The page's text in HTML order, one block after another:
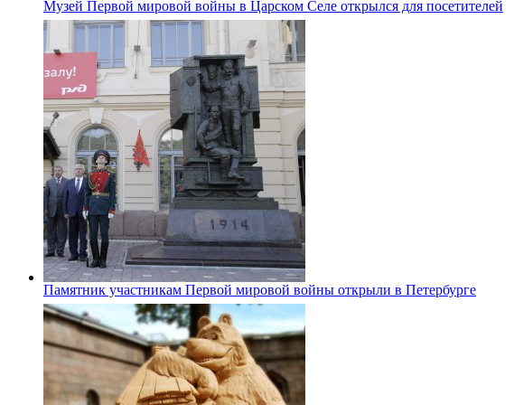
Музей Первой мировой войны в Царском Селе открылся для посетителей
Памятник участникам Первой мировой войны открыли в Петербурге